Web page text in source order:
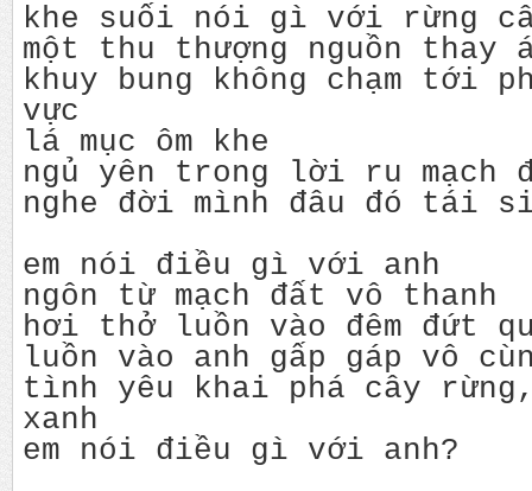
khe suối nói gì với rừng
một thu thượng nguồn thay
khuy bung không chạm tới
vực
lá mục ôm khe
ngủ yên trong lời ru mạch
nghe đời mình đâu đó tái
em nói điều gì với anh
ngôn từ mạch đất vô thanh
hơi thở luồn vào đêm đứt
luồn vào anh gấp gáp vô
tình yêu khai phá cây
xanh
em nói điều gì với anh?